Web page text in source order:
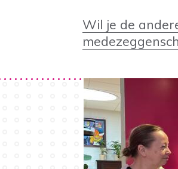
Wil je de